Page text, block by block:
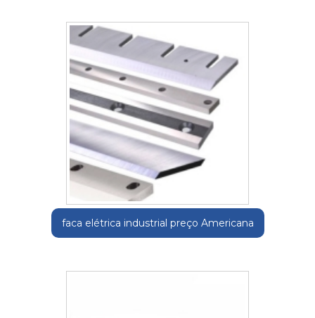
faca elétrica industrial preço Americana